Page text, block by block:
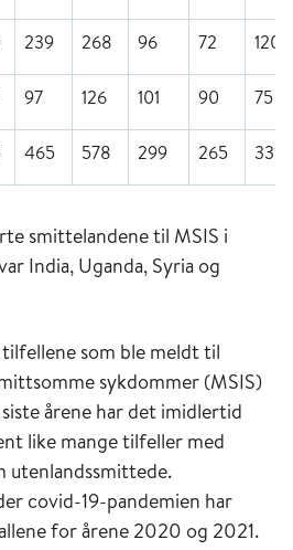
239 268 96 72 120
97 126 101 90 75
465 578 299 265 331
smittelandene til MSIS i
India, Uganda, Syria og
som ble meldt til
sykdommer (MSIS)
årene har det imidlertid
like mange tilfeller med
utenlandssmittede.
covid-19-pandemien har
for årene 2020 og 2021.